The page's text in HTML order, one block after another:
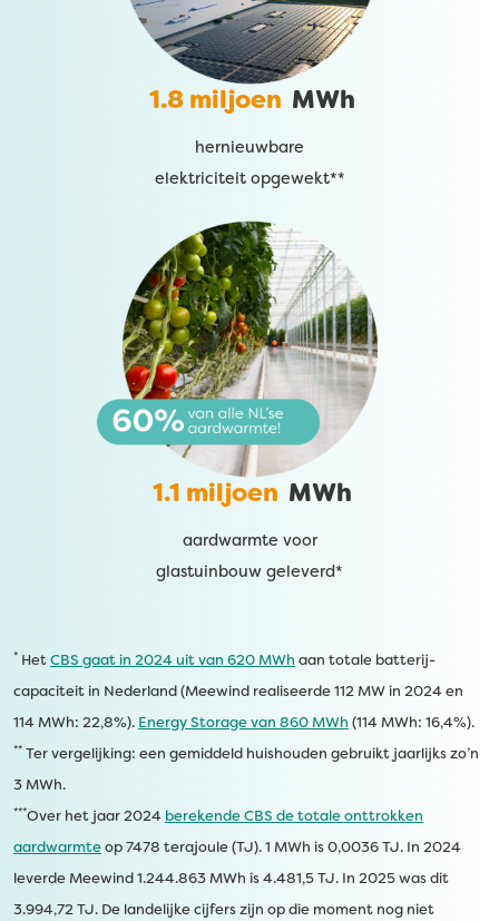
1.8 miljoen MWh
hernieuwbare
elektriciteit opgewekt**
1.1 miljoen MWh
aardwarmte voor
glastuinbouw geleverd*
* HetCBS gaat in 2024 uit van 620 MWh aan totale batterij-
capaciteit in Nederland (Meewind realiseerde 112 MW in 2024 en
114 MWh: 22,8%). Energy Storage van 860 MWh (114 MWh: 16,4%).
** Ter vergelijking: een gemiddeld huishouden gebruikt jaarlijks zo’n
3 MWh.
***Over het jaar 2024 berekende CBS de totale onttrokken
aardwarmteop 7478 terajoule (TJ). 1 MWh is 0,0036 TJ. In 2024
leverde Meewind 1.244.863 MWh is 4.481,5 TJ. In 2025 was dit
3.994,72 TJ. De landelijke cijfers zijn op die moment nog niet